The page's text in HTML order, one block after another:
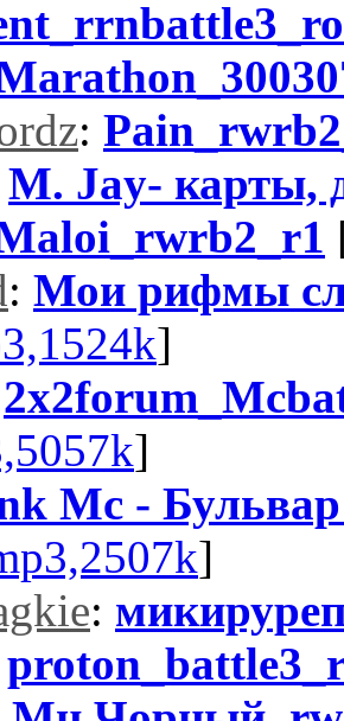
:
M. Jay- карты,
: Мои рифмы
]
]
Mc -
]
: